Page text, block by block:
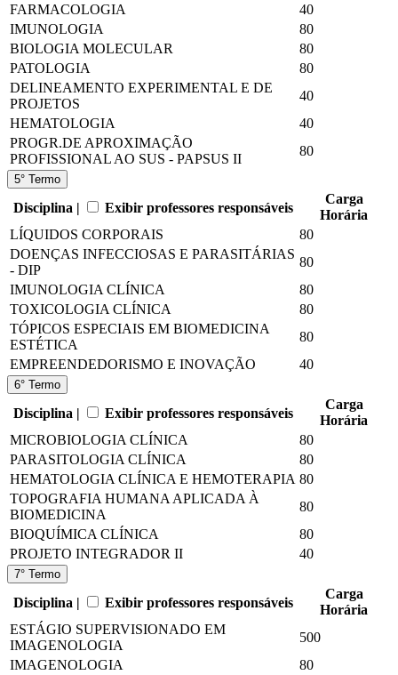
FARMACOLOGIA
40
IMUNOLOGIA
80
BIOLOGIA MOLECULAR
80
PATOLOGIA
80
DELINEAMENTO EXPERIMENTAL E DE
PROJETOS
40
HEMATOLOGIA
40
PROGR.DE APROXIMAÇÃO
PROFISSIONAL AO SUS - PAPSUS II
80
5° Termo
Disciplina | Exibir professores responsáveis
Carga
Horária
LÍQUIDOS CORPORAIS
80
DOENÇAS INFECCIOSAS E PARASITÁRIAS
- DIP
80
IMUNOLOGIA CLÍNICA
80
TOXICOLOGIA CLÍNICA
80
TÓPICOS ESPECIAIS EM BIOMEDICINA
ESTÉTICA
80
EMPREENDEDORISMO E INOVAÇÃO
40
6° Termo
Disciplina | Exibir professores responsáveis
Carga
Horária
MICROBIOLOGIA CLÍNICA
80
PARASITOLOGIA CLÍNICA
80
HEMATOLOGIA CLÍNICA E HEMOTERAPIA 80
TOPOGRAFIA HUMANA APLICADA À
BIOMEDICINA
80
BIOQUÍMICA CLÍNICA
80
PROJETO INTEGRADOR II
40
7° Termo
Disciplina | Exibir professores responsáveis
Carga
Horária
ESTÁGIO SUPERVISIONADO EM
IMAGENOLOGIA
500
IMAGENOLOGIA
80